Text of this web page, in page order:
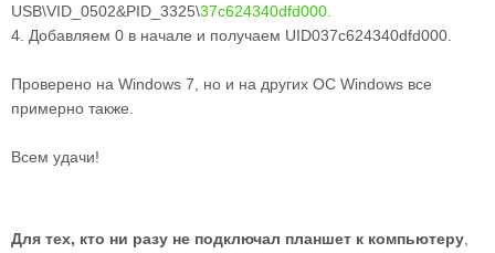
USB\VID_0502&PID_3325\37c624340dfd000.
4. Добавляем 0 в начале и получаем UID037c624340dfd000.
Проверено на Windows 7, но и на других ОС Windows все
примерно также.
Всем удачи!
Для тех, кто ни разу не подключал планшет к компьютеру